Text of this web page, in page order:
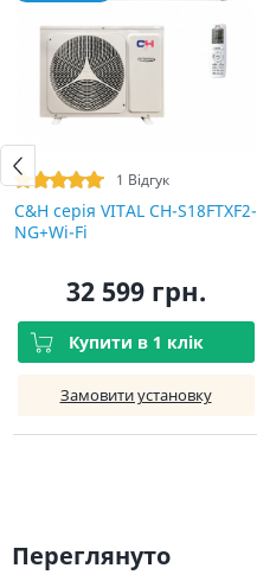
1 Відгук
C&H cерія VITAL CH-S18FTXF2-
NG+Wi-Fi
32 599 грн.
Купити в 1 клік
Замовити установку
Переглянуто